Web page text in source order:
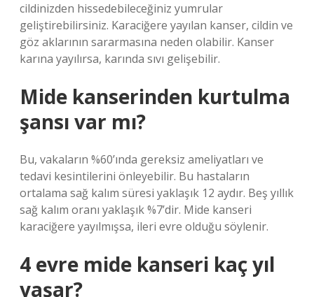
cildinizden hissedebileceğiniz yumrular
geliştirebilirsiniz. Karaciğere yayılan kanser, cildin ve
göz aklarının sararmasına neden olabilir. Kanser
karına yayılırsa, karında sıvı gelişebilir.
Mide kanserinden kurtulma
şansı var mı?
Bu, vakaların %60’ında gereksiz ameliyatları ve
tedavi kesintilerini önleyebilir. Bu hastaların
ortalama sağ kalım süresi yaklaşık 12 aydır. Beş yıllık
sağ kalım oranı yaklaşık %7’dir. Mide kanseri
karaciğere yayılmışsa, ileri evre olduğu söylenir.
4 evre mide kanseri kaç yıl
yaşar?